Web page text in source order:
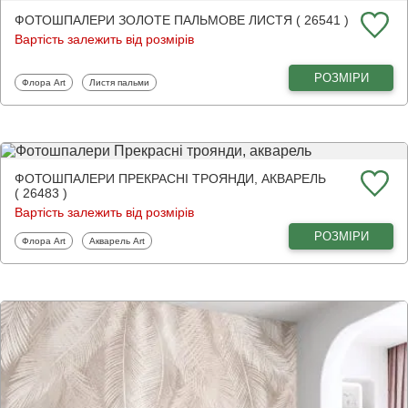
ФОТОШПАЛЕРИ ЗОЛОТЕ ПАЛЬМОВЕ ЛИСТЯ ( 26541 )
Вартість залежить від розмірів
Фотошпалери
Флора Art Фотошпалери
Листя пальми РОЗМІРИ
ФОТОШПАЛЕРИ ПРЕКРАСНІ ТРОЯНДИ, АКВАРЕЛЬ
( 26483 )
Вартість залежить від розмірів
Фотошпалери
Флора Art Фотошпалери
Акварель Art РОЗМІРИ